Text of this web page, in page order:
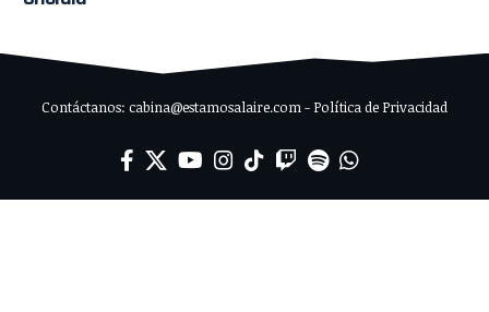
Contáctanos: cabina@estamosalaire.com - Política de Privacidad